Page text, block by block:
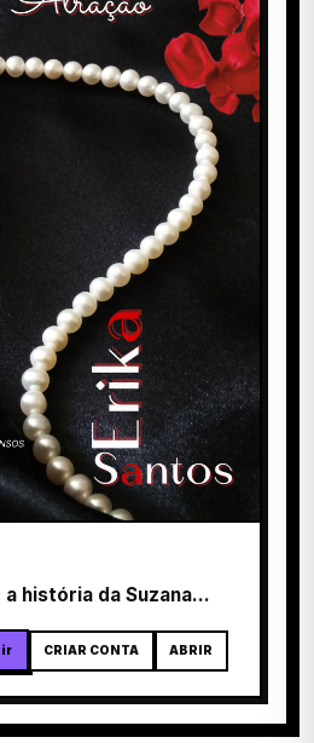
história da Suzana...
CRIAR CONTA ABRIR